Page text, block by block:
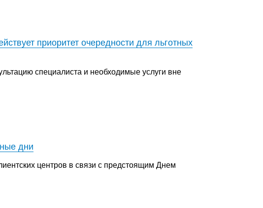
приоритет очередности для льготных
специалиста и необходимые услуги вне
дни
центров в связи с предстоящим Днем